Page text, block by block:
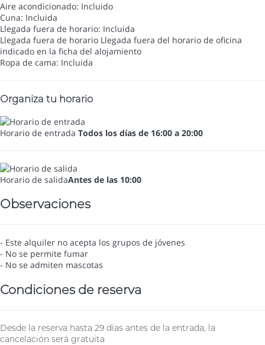
Aire acondicionado: Incluido
Cuna: Incluida
Llegada fuera de horario: Incluida
Llegada fuera de horario Llegada fuera del horario de oficina
indicado en la ficha del alojamiento
Ropa de cama: Incluida
Organiza tu horario
Horario de entrada Todos los días de 16:00 a 20:00
Horario de salidaAntes de las 10:00
Observaciones
- Este alquiler no acepta los grupos de jóvenes
- No se permite fumar
- No se admiten mascotas
Condiciones de reserva
Desde la reserva hasta 29 días antes de la entrada, la
cancelación será gratuita